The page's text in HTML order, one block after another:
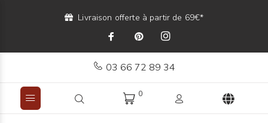
Livraison offerte à partir de 69€*
03 66 72 89 34
0